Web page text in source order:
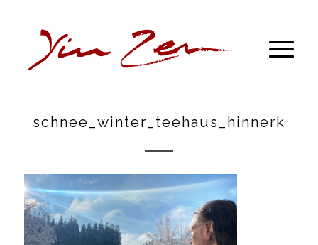
schnee_winter_teehaus_hinnerk